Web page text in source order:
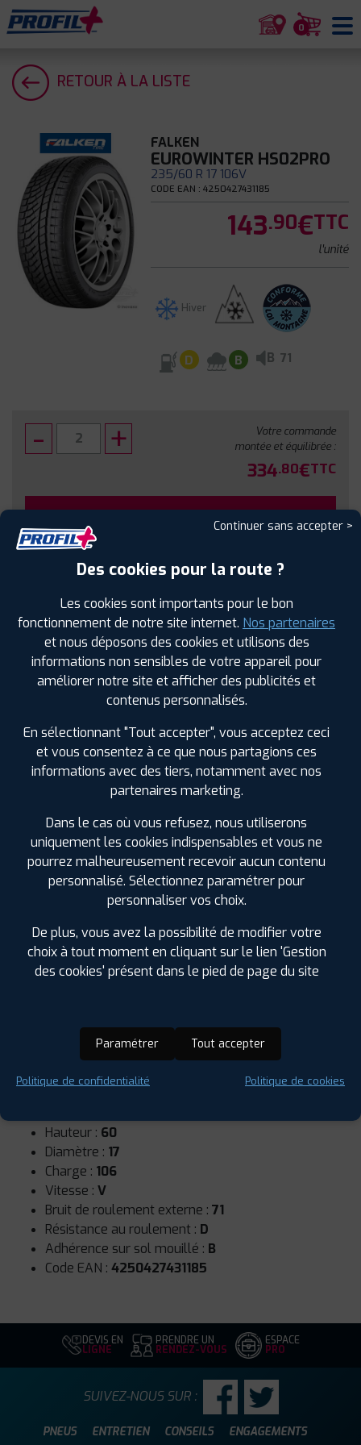
0
RETOUR À LA LISTE
FALKEN
EUROWINTER HS02PRO
235/60 R 17 106V
CODE EAN : 4250427431185
143.90€TTC
l'unité
Hiver
D B B 71
Votre commande
montée et équilibrée :
334.80€TTC
Sous réserve de disponibilité en agence
SPÉCIFICATIONS AVIS CLIENTS ÉTIQUETAGE
Saison :
Hiver
Hauteur : 60
Diamètre : 17
Charge : 106
Vitesse : V
Bruit de roulement externe : 71
Résistance au roulement : D
Adhérence sur sol mouillé : B
Code EAN : 4250427431185
DEVIS EN
LIGNE
PRENDRE UN
RENDEZ-VOUS
ESPACE
PRO
PNEUS ENTRETIEN CONSEILS ENGAGEMENTS
SUIVEZ-NOUS SUR :
Continuer sans accepter >
Des cookies pour la route ?
Les cookies sont importants pour le bon
fonctionnement de notre site internet. Nos partenaires
et nous déposons des cookies et utilisons des
informations non sensibles de votre appareil pour
améliorer notre site et afficher des publicités et
contenus personnalisés.
En sélectionnant "Tout accepter", vous acceptez ceci
et vous consentez à ce que nous partagions ces
informations avec des tiers, notamment avec nos
partenaires marketing.
Dans le cas où vous refusez, nous utiliserons
uniquement les cookies indispensables et vous ne
pourrez malheureusement recevoir aucun contenu
personnalisé. Sélectionnez paramétrer pour
personnaliser vos choix.
De plus, vous avez la possibilité de modifier votre
choix à tout moment en cliquant sur le lien 'Gestion
des cookies' présent dans le pied de page du site
Paramétrer Tout accepter
Politique de confidentialité Politique de cookies